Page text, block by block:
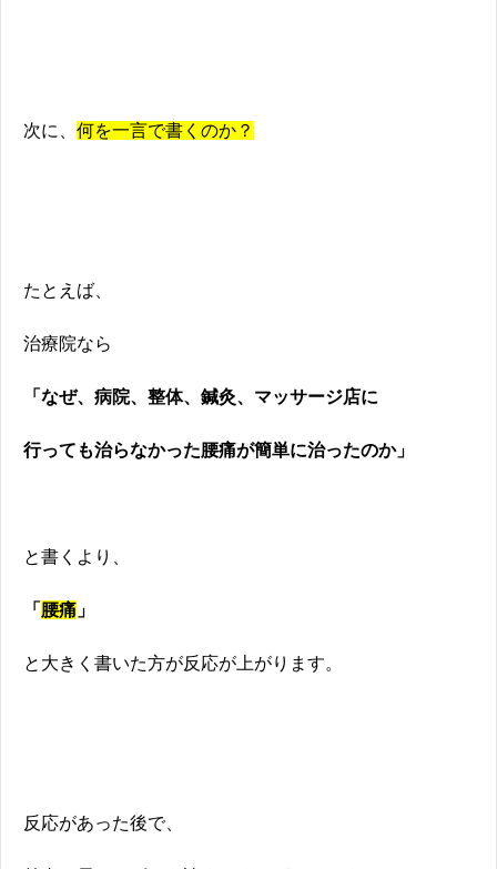
次に、 何を一言で書くのか？
たとえば、
治療院なら
「なぜ、病院、整体、鍼灸、マッサージ店に
行っても治らなかった腰痛が簡単に治ったのか」
と書くより、
「 腰痛 」
と大きく書いた方が反応が上がります。
反応があった後で、